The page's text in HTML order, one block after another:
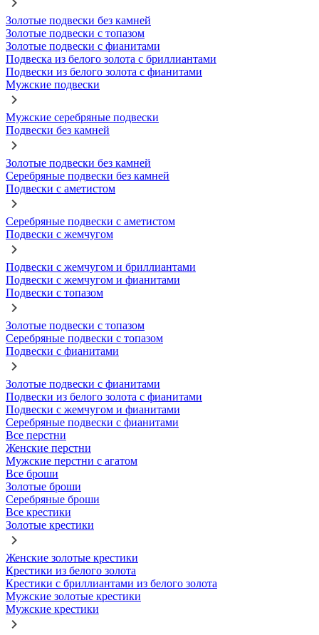
Золотые подвески без камней
Золотые подвески с топазом
Золотые подвески с фианитами
Подвеска из белого золота с бриллиантами
Подвески из белого золота с фианитами
Мужские подвески
Мужские серебряные подвески
Подвески без камней
Золотые подвески без камней
Серебряные подвески без камней
Подвески с аметистом
Серебряные подвески с аметистом
Подвески с жемчугом
Подвески с жемчугом и бриллиантами
Подвески с жемчугом и фианитами
Подвески с топазом
Золотые подвески с топазом
Серебряные подвески с топазом
Подвески с фианитами
Золотые подвески с фианитами
Подвески из белого золота с фианитами
Подвески с жемчугом и фианитами
Серебряные подвески с фианитами
Все перстни
Женские перстни
Мужские перстни с агатом
Все броши
Золотые броши
Серебряные броши
Все крестики
Золотые крестики
Женские золотые крестики
Крестики из белого золота
Крестики с бриллиантами из белого золота
Мужские золотые крестики
Мужские крестики